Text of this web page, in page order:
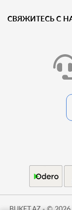
СВЯЖИТЕСЬ С